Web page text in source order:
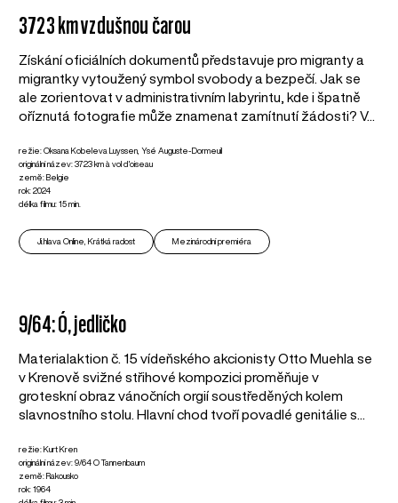
3723 km vzdušnou čarou
Získání oficiálních dokumentů představuje pro migranty a
migrantky vytoužený symbol svobody a bezpečí. Jak se
ale zorientovat v administrativním labyrintu, kde i špatně
oříznutá fotografie může znamenat zamítnutí žádosti? V...
režie: Oksana Kobeleva Luyssen, Ysé Auguste-Dormeuil
originální název: 3723 km à vol d'oiseau
země: Belgie
rok: 2024
délka filmu: 15 min.
Ji.hlava Online, Krátká radost Mezinárodní premiéra
9/64: Ó, jedličko
Materialaktion č. 15 vídeňského akcionisty Otto Muehla se
v Krenově svižné střihové kompozici proměňuje v
groteskní obraz vánočních orgií soustředěných kolem
slavnostního stolu. Hlavní chod tvoří povadlé genitálie s...
režie: Kurt Kren
originální název: 9/64 O Tannenbaum
země: Rakousko
rok: 1964